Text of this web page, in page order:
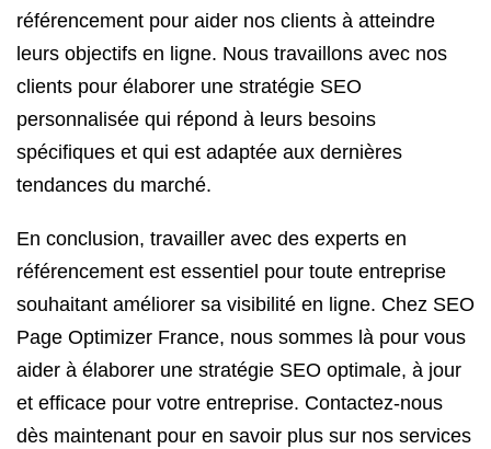
référencement pour aider nos clients à atteindre
leurs objectifs en ligne. Nous travaillons avec nos
clients pour élaborer une stratégie SEO
personnalisée qui répond à leurs besoins
spécifiques et qui est adaptée aux dernières
tendances du marché.
En conclusion, travailler avec des experts en
référencement est essentiel pour toute entreprise
souhaitant améliorer sa visibilité en ligne. Chez SEO
Page Optimizer France, nous sommes là pour vous
aider à élaborer une stratégie SEO optimale, à jour
et efficace pour votre entreprise. Contactez-nous
dès maintenant pour en savoir plus sur nos services